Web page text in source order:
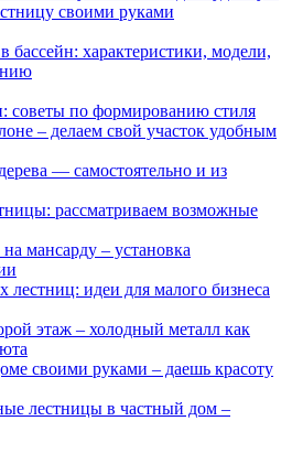
своими руками
бассейн: характеристики, модели,
советы по формированию стиля
– делаем свой участок удобным
— самостоятельно и из
рассматриваем возможные
мансарду – установка
лестниц: идеи для малого бизнеса
этаж – холодный металл как
своими руками – даешь красоту
лестницы в частный дом –